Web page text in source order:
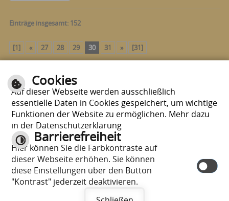
Einträge insgesamt: 152
[1] « 27 28 29 30 31 » [31]
Seite drucken
E-Mail schreiben| Sitemap|Impressum |Datenschutzerklärung
Datenschutzhinweise
Cookies
Auf dieser Webseite werden ausschließlich
essentielle Daten in Cookies gespeichert, um wichtige
Funktionen der Website zu ermöglichen. Mehr dazu
in der Datenschutzerklärung
Barrierefreiheit
Hier können Sie die Farbkontraste auf
dieser Webseite erhöhen. Sie können
diese Einstellungen über den Button
"Kontrast" jederzeit deaktivieren.